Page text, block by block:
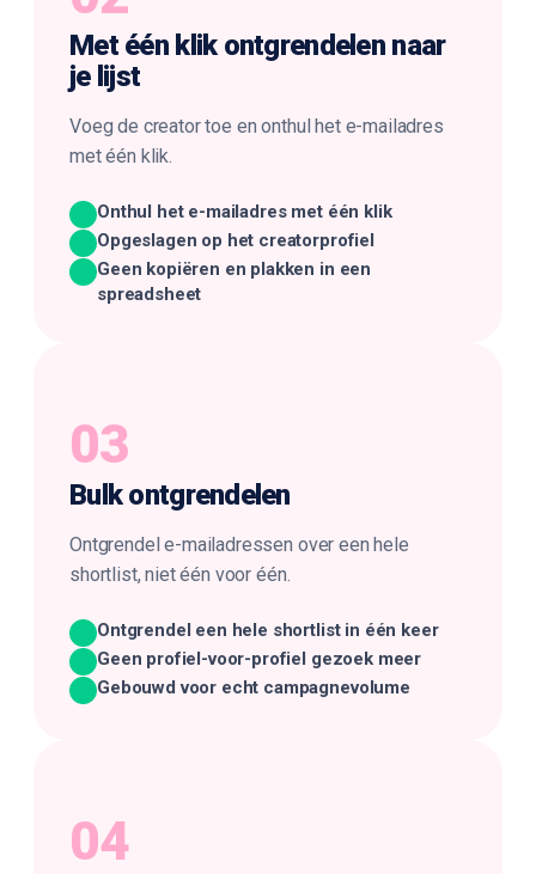
Met één klikontgrendelen naar
je lijst
Voeg de creator toe en onthul het e-mailadres
met één klik.
Onthul het e-mailadres met één klik
Opgeslagen op het creatorprofiel
Geen kopiëren en plakken in een
spreadsheet
03
Bulkontgrendelen
Ontgrendel e-mailadressen over een hele
shortlist, niet één voor één.
Ontgrendel een hele shortlist in één keer
Geen profiel-voor-profiel gezoek meer
Gebouwd voor echt campagnevolume
04